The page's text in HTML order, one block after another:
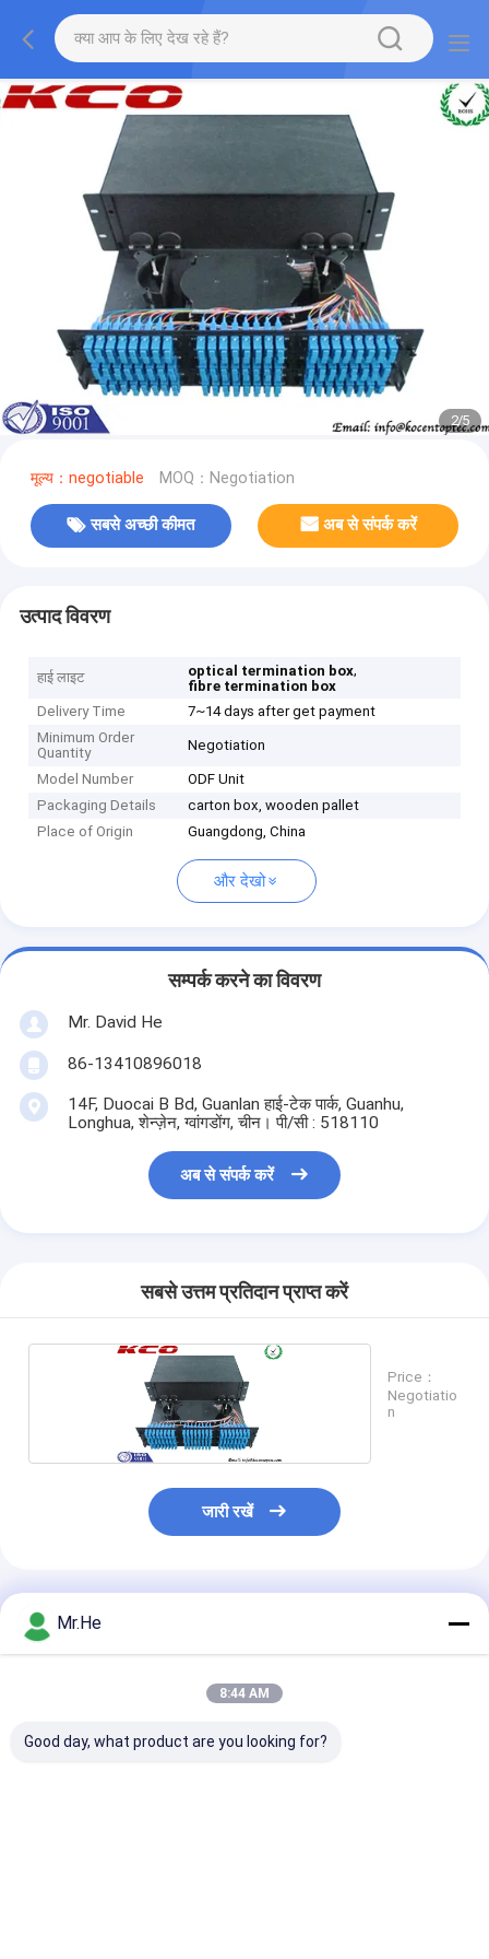
2/5
मूल्य：negotiable MOQ：Negotiation
सबसे अच्छी कीमत अब से संपर्क करें
उत्पाद विवरण
हाई लाइट optical termination box,
fibre termination box
Delivery Time
7~14 days after get payment
Minimum Order
Quantity
Negotiation
Model Number
ODF Unit
Packaging Details
carton box, wooden pallet
Place of Origin
Guangdong, China
और देखो
सम्पर्क करने का विवरण
Mr. David He
86-13410896018
14F, Duocai B Bd, Guanlan हाई-टेक पार्क, Guanhu,
Longhua, शेन्ज़ेन, ग्वांगडोंग, चीन। पी/सी : 518110
अब से संपर्क करें
सबसे उत्तम प्रतिदान प्राप्त करें
Price：
Negotiatio
n
जारी रखें
अनुशंसित उत्पाद
Mr.He
8:44 AM
Good day, what product are you looking for?